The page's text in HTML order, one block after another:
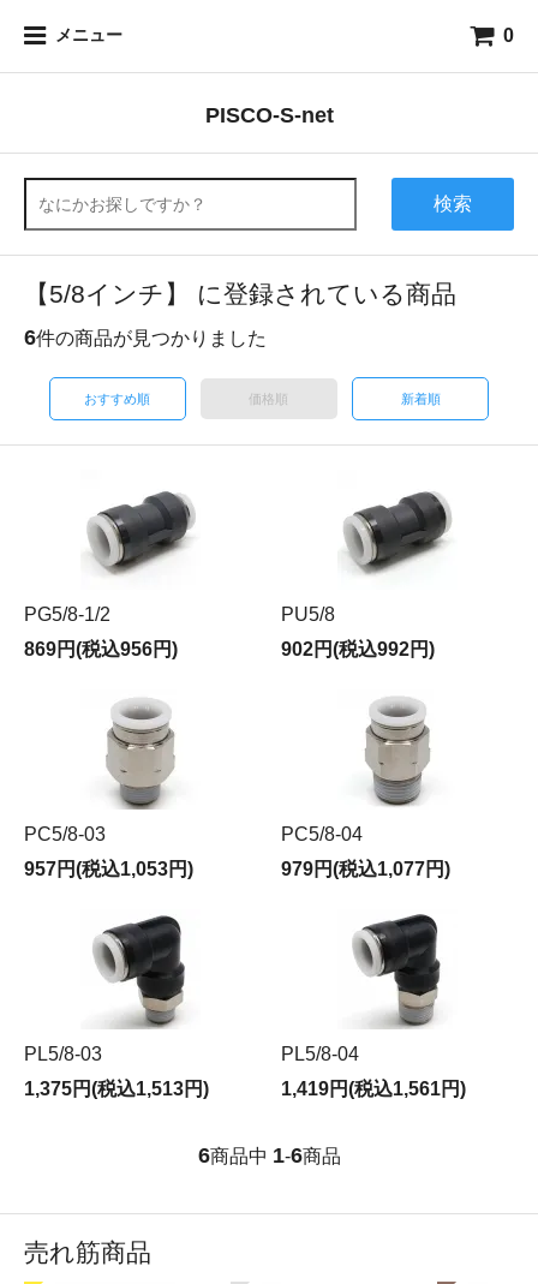
メニュー 0
PISCO-S-net
検索
【5/8インチ】 に登録されている商品
6件の商品が見つかりました
おすすめ順 価格順 新着順
PG5/8-1/2
869円(税込956円)
PU5/8
902円(税込992円)
PC5/8-03
957円(税込1,053円)
PC5/8-04
979円(税込1,077円)
PL5/8-03
1,375円(税込1,513円)
PL5/8-04
1,419円(税込1,561円)
6商品中 1-6商品
売れ筋商品